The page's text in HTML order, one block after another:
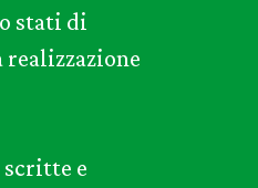
stati di
e